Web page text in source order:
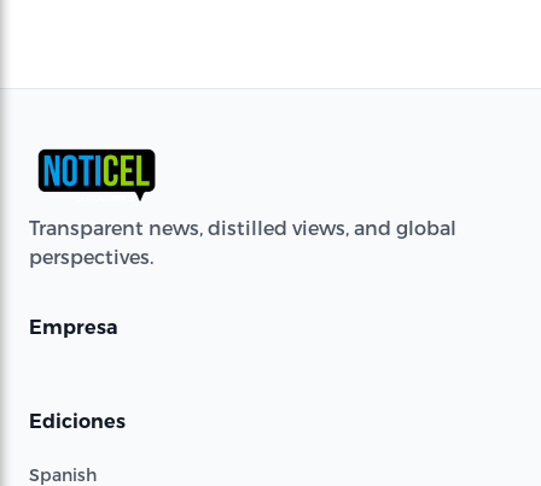
Transparent news, distilled views, and global
perspectives.
Empresa
Ediciones
Spanish